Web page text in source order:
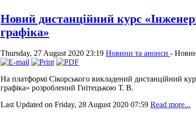
Новий дистанційний курс
графіка»
Thursday, 27 August 2020 23:19 Новини та анонси -
На платформі Сікорського викладений дистанційний
графіка» розроблений Гнітецькою Т. В.
Last Updated on Friday, 28 August 2020 07:59 Read more...